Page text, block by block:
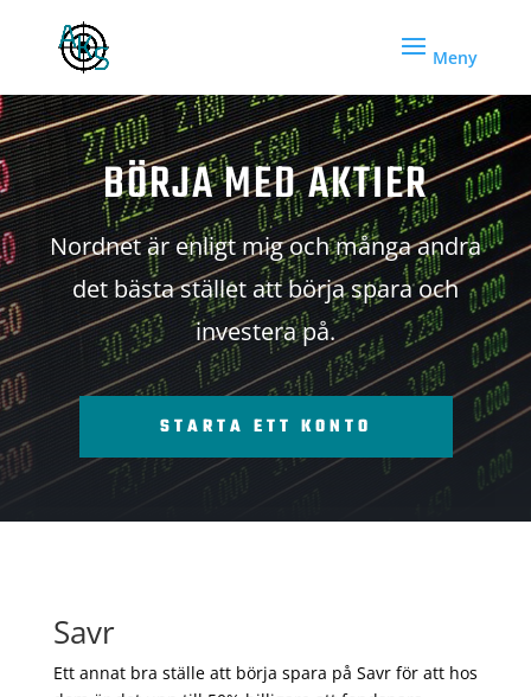
BÖRJA MED AKTIER
Nordnet är enligt mig och många andra
det bästa stället att börja spara och
investera på.
STARTA ETT KONTO
Savr
Ett annat bra ställe att börja spara på Savr för att hos